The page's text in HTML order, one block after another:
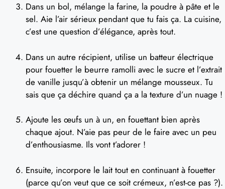
Dans un bol, mélange la farine, la poudre à pâte et le
sel. Aie l’air sérieux pendant que tu fais ça. La cuisine,
c’est une question d’élégance, après tout.
Dans un autre récipient, utilise un batteur électrique
pour fouetter le beurre ramolli avec le sucre et l’extrait
de vanille jusqu’à obtenir un mélange mousseux. Tu
sais que ça déchire quand ça a la texture d’un nuage !
Ajoute les œufs un à un, en fouettant bien après
chaque ajout. N’aie pas peur de le faire avec un peu
d’enthousiasme. Ils vont t’adorer !
Ensuite, incorpore le lait tout en continuant à fouetter
(parce qu’on veut que ce soit crémeux, n’est-ce pas ?).